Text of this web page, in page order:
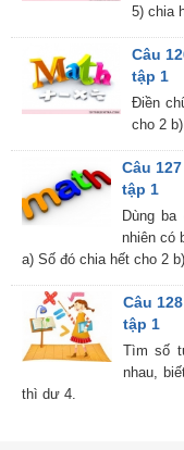
5) chia
Câu
tập 1
Điền
cho 2
Câu
tập 1
Dùng
nhiên có
a) Số đó chia hết cho 2
Câu
tập 1
Tìm số
nhau,
thì dư 4.